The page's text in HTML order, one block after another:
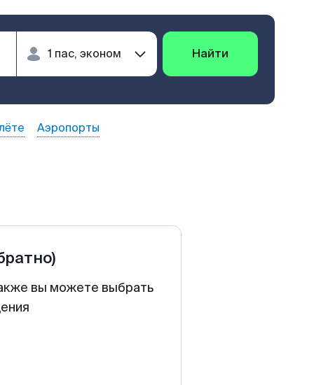
Найти
Аэропорты
вы можете выбрать